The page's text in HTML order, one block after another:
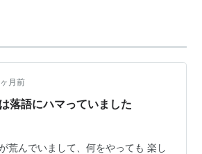
月前
落語にハマっていました
荒んでいまして、何をやっても 楽し